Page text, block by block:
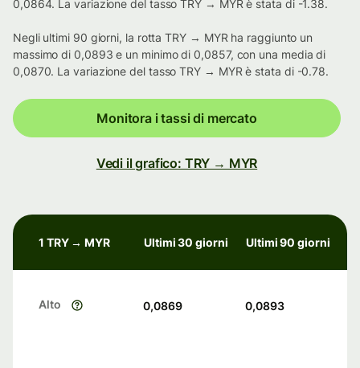
0,0864. La variazione del tasso TRY → MYR è stata di -1.38.
Negli ultimi 90 giorni, la rotta TRY → MYR ha raggiunto un
massimo di 0,0893 e un minimo di 0,0857, con una media di
0,0870. La variazione del tasso TRY → MYR è stata di -0.78.
Monitora i tassi di mercato
Vedi il grafico: TRY → MYR
1 TRY → MYR Ultimi 30 giorni Ultimi 90 giorni
Alto 0,0869 0,0893